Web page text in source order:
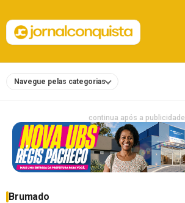
Navegue pelas categorias
continua após a publicidade
Brumado